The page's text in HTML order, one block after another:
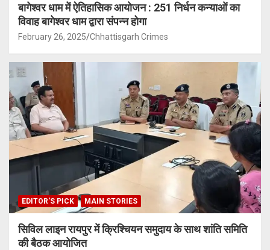
बागेश्वर धाम में ऐतिहासिक आयोजन : 251 निर्धन कन्याओं का
विवाह बागेश्वर धाम द्वारा संपन्न होगा
February 26, 2025 Chhattisgarh Crimes
EDITOR'S PICK MAIN STORIES
सिविल लाइन रायपुर में क्रिश्चियन समुदाय के साथ शांति समिति
की बैठक आयोजित